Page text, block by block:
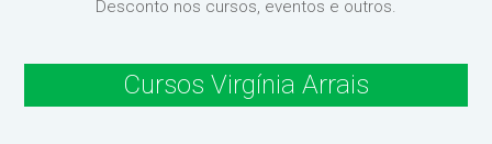
Desconto nos cursos, eventos e outros.
Cursos Virgínia Arrais